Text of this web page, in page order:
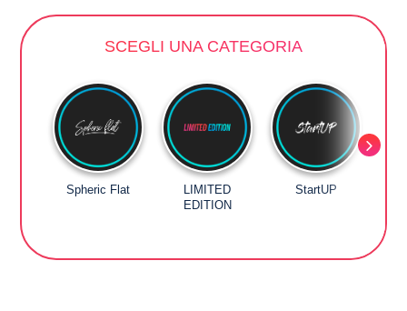
SCEGLI UNA CATEGORIA
Spheric Flat
LIMITED
EDITION
StartUP